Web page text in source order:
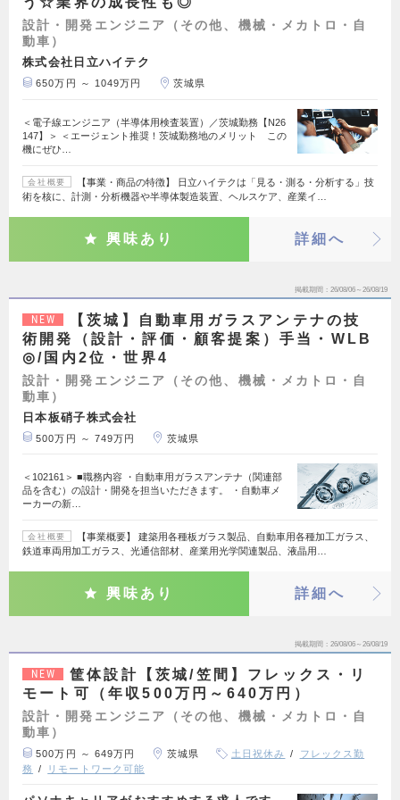
設計・開発エンジニア（その他、機械・メカトロ・自
動車）
株式会社日立ハイテク
650万円 ～ 1049万円 茨城県
＜電子線エンジニア（半導体用検査装置）／茨城勤務【N26
147】＞ ＜エージェント推奨！茨城勤務地のメリット この
機にぜひ…
会社概要
【事業・商品の特徴】 日立ハイテクは「見る・測る・分析する」技
術を核に、計測・分析機器や半導体製造装置、ヘルスケア、産業イ…
興味あり 詳細へ
掲載期間 26/08/06～26/08/19
NEW
【茨城】自動車用ガラスアンテナの技
術開発（設計・評価・顧客提案）手当・WLB
◎/国内2位・世界4
設計・開発エンジニア（その他、機械・メカトロ・自
動車）
日本板硝子株式会社
500万円 ～ 749万円 茨城県
＜102161＞ ■職務内容 ・自動車用ガラスアンテナ（関連部
品を含む）の設計・開発を担当いただきます。 ・自動車メ
ーカーの新…
会社概要
【事業概要】 建築用各種板ガラス製品、自動車用各種加工ガラス、
鉄道車両用加工ガラス、光通信部材、産業用光学関連製品、液晶用…
興味あり 詳細へ
掲載期間 26/08/06～26/08/19
NEW
筐体設計【茨城/笠間】フレックス・リ
モート可（年収500万円～640万円）
設計・開発エンジニア（その他、機械・メカトロ・自
動車）
500万円 ～ 649万円 茨城県 土日祝休み
フレックス勤
務
リモートワーク可能